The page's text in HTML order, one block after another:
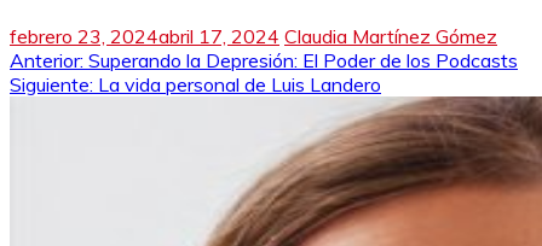
febrero 23, 2024abril 17, 2024 Claudia Martínez Gómez
Navegación
de
Anterior: Superando la Depresión: El Poder de los Podcasts
Siguiente: La vida personal de Luis Landero